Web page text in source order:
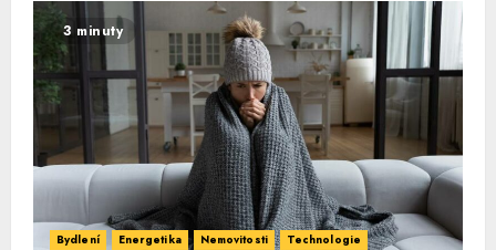
3 minuty
Bydlení Energetika Nemovitosti Technologie